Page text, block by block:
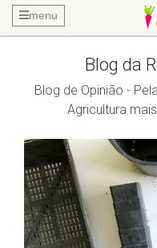
menu
Blog da
Blog de Opinião -
Agricultura